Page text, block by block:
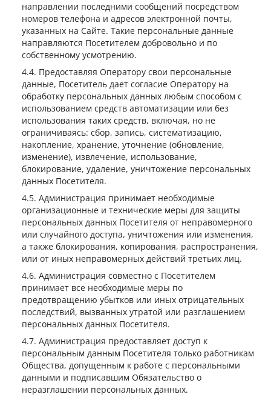
направлении последними сообщений посредством
номеров телефона и адресов электронной почты,
указанных на Сайте. Такие персональные данные
направляются Посетителем добровольно и по
собственному усмотрению.
Предоставляя Оператору свои персональные
данные, Посетитель дает согласие Оператору на
обработку персональных данных любым способом с
использованием средств автоматизации или без
использования таких средств, включая, но не
ограничиваясь: сбор, запись, систематизацию,
накопление, хранение, уточнение (обновление,
изменение), извлечение, использование,
блокирование, удаление, уничтожение персональных
данных Посетителя.
Администрация принимает необходимые
организационные и технические меры для защиты
персональных данных Посетителя от неправомерного
или случайного доступа, уничтожения или изменения,
а также блокирования, копирования, распространения,
или от иных неправомерных действий третьих лиц.
Администрация совместно с Посетителем
принимает все необходимые меры по
предотвращению убытков или иных отрицательных
последствий, вызванных утратой или разглашением
персональных данных Посетителя.
Администрация предоставляет доступ к
персональным данным Посетителя только работникам
Общества, допущенным к работе с персональными
данными и подписавшим Обязательство о
неразглашении персональных данных.